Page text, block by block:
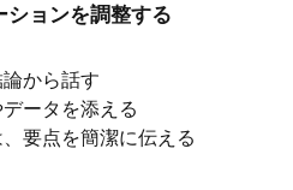
ションを調整する
論から話す
ータを添える
要点を簡潔に伝える